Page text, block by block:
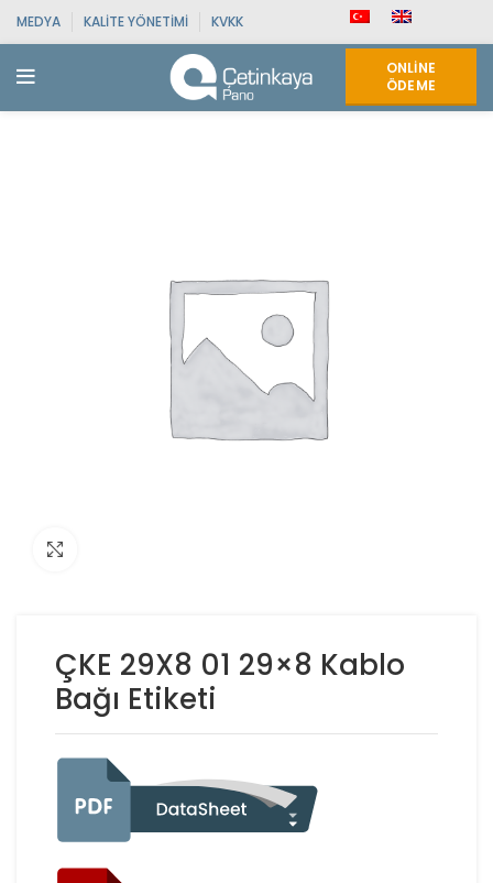
MEDYA KALITE YÖNETIMI KVKK
ONLINE
ÖDEME
ÇKE 29X8 01 29×8 Kablo
Bağı Etiketi